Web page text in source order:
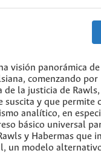
visión panorámica
comenzando por
la justicia de
y que permite
analítico, en
básico universal
y Habermas que
un modelo